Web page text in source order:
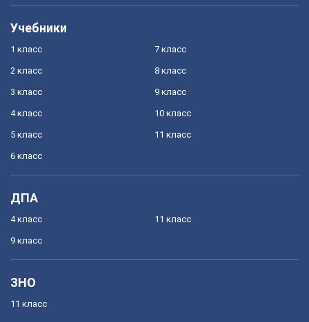
Учебники
1 класс
2 класс
3 класс
4 класс
5 класс
6 класс
7 класс
8 класс
9 класс
10 класс
11 класс
ДПА
4 класс
9 класс
11 класс
ЗНО
11 класс